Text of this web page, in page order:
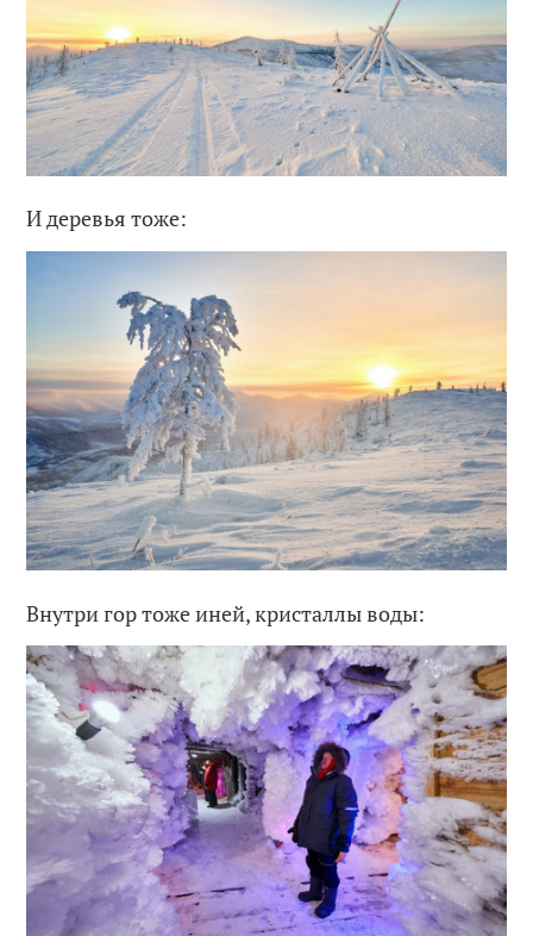
И деревья тоже:
Внутри гор тоже иней, кристаллы воды: